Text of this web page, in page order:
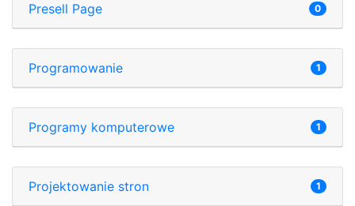
Presell Page 0
Programowanie 1
Programy komputerowe 1
Projektowanie stron 1